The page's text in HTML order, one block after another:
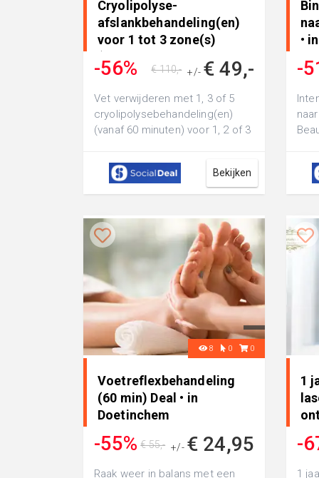
Cryolipolyse-
afslankbehandeling(en)
voor 1 tot 3 zone(s)
-56% +/- € 49,-
€ 110,-
Vet verwijderen met 1, 3 of 5
cryolipolysebehandeling(en)
(vanaf 60 minuten) voor 1, 2 of 3
La...
Bekijken
•
-
8 0 0
Voetreflexbehandeling
(60 min) Deal • in
Doetinchem
-55% +/- € 24,95
€ 55,-
Raak weer in balans met een
1
-
1